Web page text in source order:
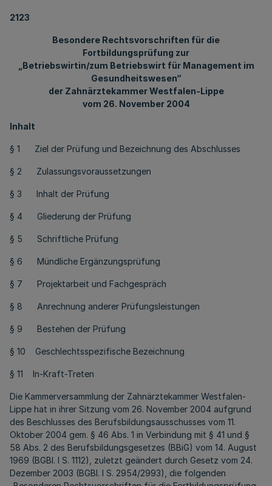
2123
Besondere Rechtsvorschriften für die
Fortbildungsprüfung zur
„Betriebswirtin/zum Betriebswirt für Management im
Gesundheitswesen“
der Zahnärztekammer Westfalen-Lippe
vom 26. November 2004
Inhalt
§ 1 Ziel der Prüfung und Bezeichnung des Abschlusses
§ 2 Zulassungsvoraussetzungen
§ 3 Inhalt der Prüfung
§ 4 Gliederung der Prüfung
§ 5 Schriftliche Prüfung
§ 6 Mündliche Ergänzungsprüfung
§ 7 Projektarbeit und Fachgespräch
§ 8 Anrechnung anderer Prüfungsleistungen
§ 9 Bestehen der Prüfung
§ 10 Geschlechtsspezifische Bezeichnung
§ 11 In-Kraft-Treten
Die Kammerversammlung der Zahnärztekammer Westfalen-
Lippe hat in ihrer Sitzung vom 26. November 2004 aufgrund
des Beschlusses des Berufsbildungsausschusses vom 11.
Oktober 2004 gem. § 46 Abs. 1 in Verbindung mit § 41 und §
58 Abs. 2 des Berufsbildungsgesetzes (BBiG) vom 14. August
1969 (BGBl. I S. 1112), zuletzt geändert durch Gesetz vom 24.
Dezember 2003 (BGBl. I S. 2954/2993), die folgenden